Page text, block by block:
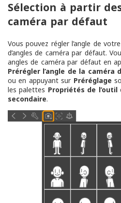
Sélection à partir
caméra par défaut
Vous pouvez régler l’angle de
d’angles de caméra par défaut.
angles de caméra par défaut en
Prérégler l’angle de la caméra
ou en appuyant sur Préréglage
les palettes Propriétés de l’outil
secondaire.